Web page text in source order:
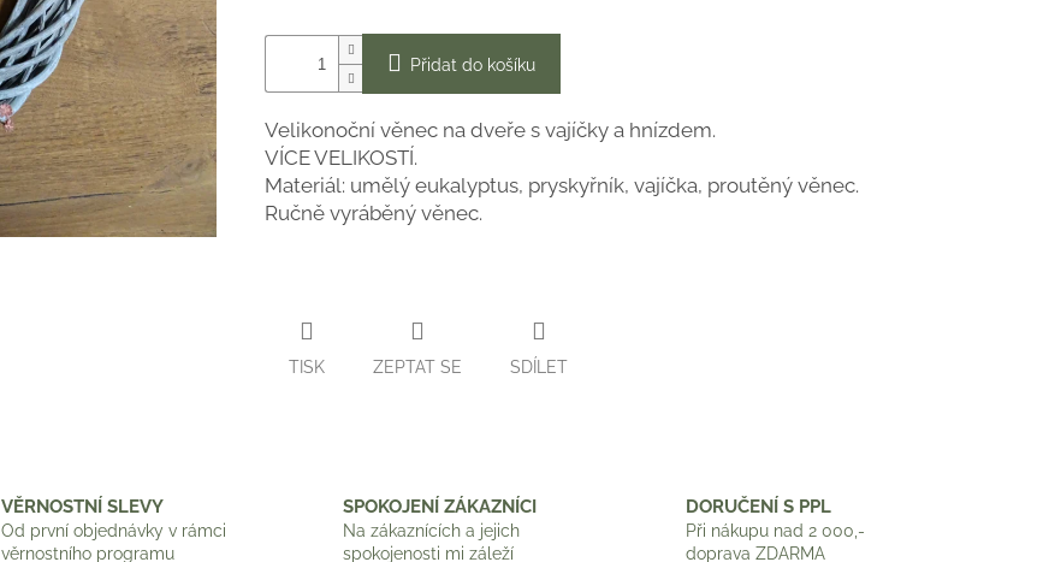
Přidat do košíku
Velikonoční věnec na dveře s vajíčky a hnízdem.
VÍCE VELIKOSTÍ.
Materiál: umělý eukalyptus, pryskyřník, vajíčka, proutěný věnec.
Ručně vyráběný věnec.
TISK ZEPTAT SE SDÍLET
VĚRNOSTNÍ SLEVY
Od první objednávky v rámci
věrnostního programu
SPOKOJENÍ ZÁKAZNÍCI
Na zákaznících a jejich
spokojenosti mi záleží
DORUČENÍ S PPL
Při nákupu nad 2 000,-
doprava ZDARMA